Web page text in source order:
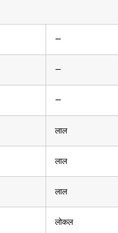
—
—
—
लाल
लाल
लाल
लोकल